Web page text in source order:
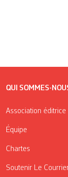
QUI SOMMES-
Association éditrice
Équipe
Chartes
Soutenir Le